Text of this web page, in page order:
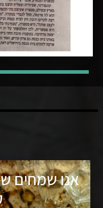
אנו שמחים